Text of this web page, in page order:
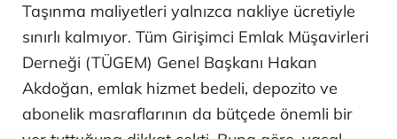
Taşınma maliyetleri yalnızca nakliye ücretiyle
sınırlı kalmıyor. Tüm Girişimci Emlak Müşavirleri
Derneği (TÜGEM) Genel Başkanı Hakan
Akdoğan, emlak hizmet bedeli, depozito ve
abonelik masraflarının da bütçede önemli bir